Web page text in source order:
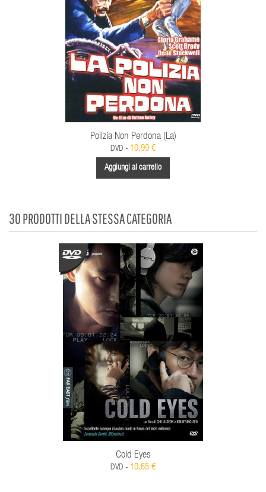
Polizia Non Perdona (La)
DVD - 10,99 €
Aggiungi al carrello
30 PRODOTTI DELLA STESSA CATEGORIA
Cold Eyes
DVD - 10,65 €